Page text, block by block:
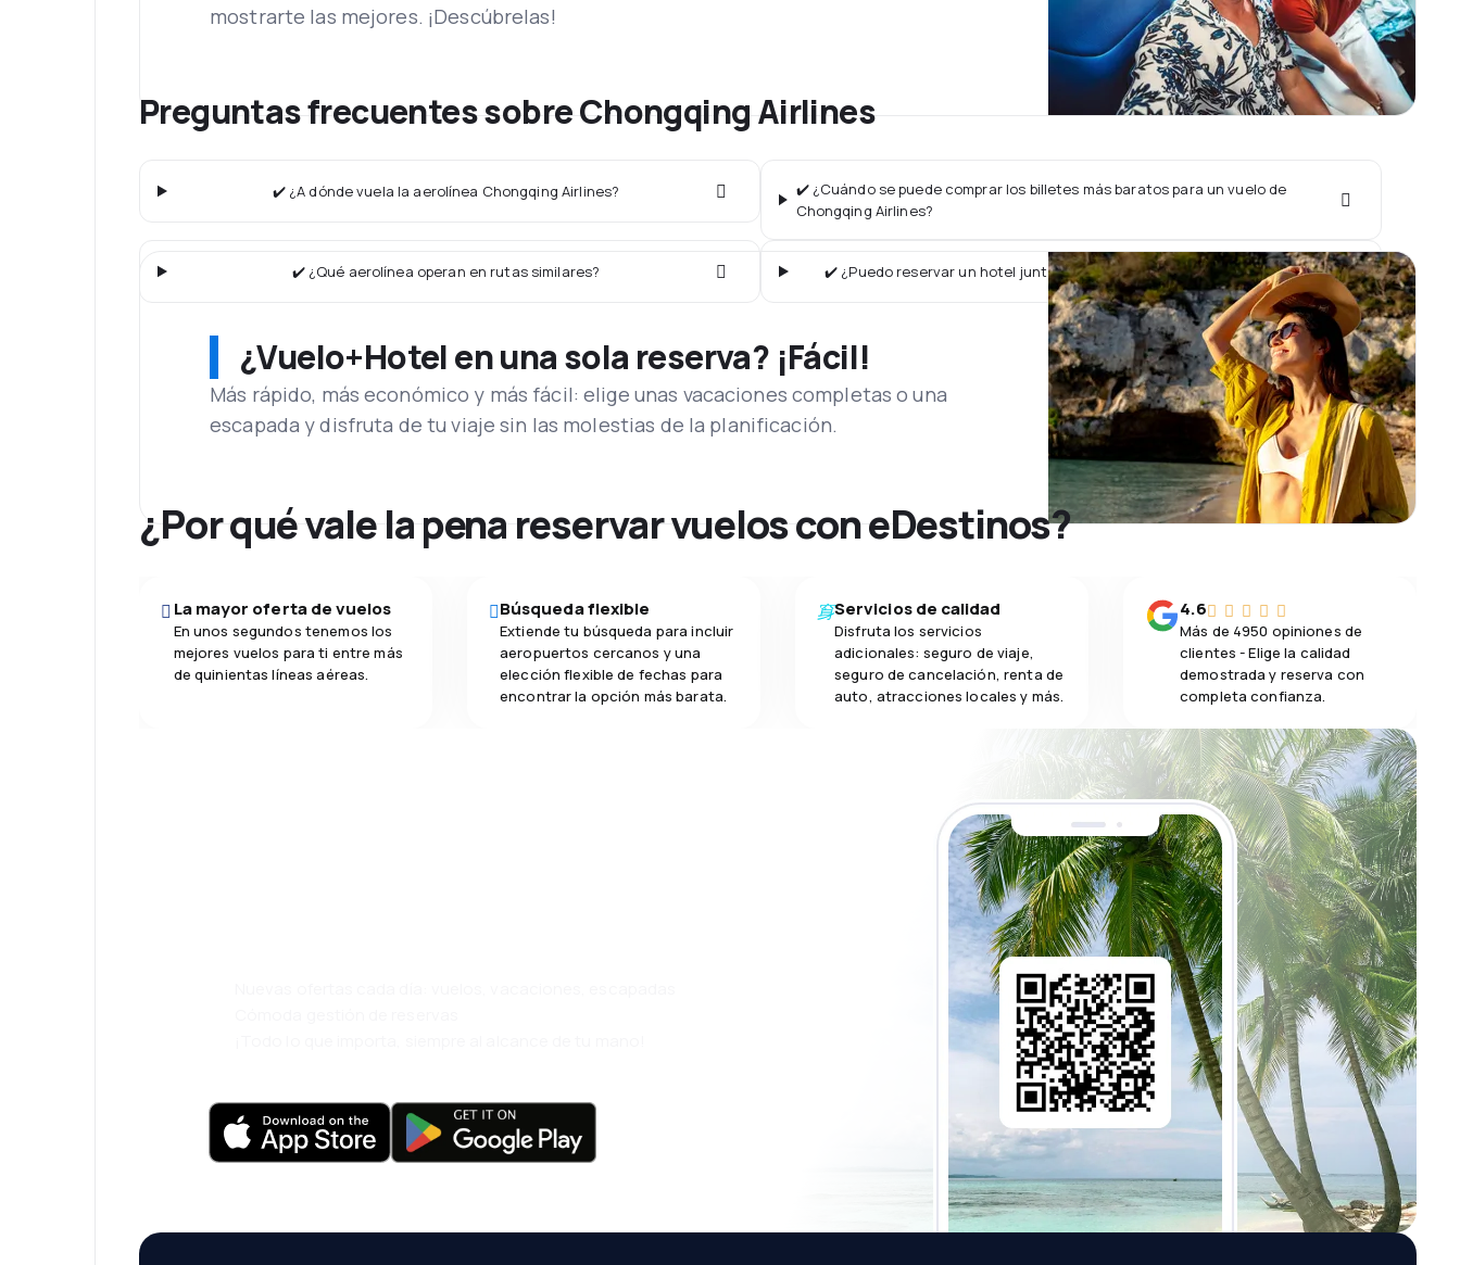
mostrarte las mejores. ¡Descúbrelas!
Preguntas frecuentes sobre Chongqing Airlines
✔️ ¿A dónde vuela la aerolínea Chongqing Airlines?
✔️ ¿Cuándo se puede comprar los billetes más baratos para un vuelo de
Chongqing Airlines?
✔️ ¿Qué aerolínea operan en rutas similares? ✔️ ¿Puedo reservar un hotel junto con un vuelo de Chongqing Airlines?
¿Vuelo+Hotel en una sola reserva? ¡Fácil!
Más rápido, más económico y más fácil: elige unas vacaciones completas o una
escapada y disfruta de tu viaje sin las molestias de la planificación.
¿Por qué vale la pena reservar vuelos con eDestinos?
La mayor oferta de vuelos
En unos segundos tenemos los
mejores vuelos para ti entre más
de quinientas líneas aéreas.
Búsqueda flexible
Extiende tu búsqueda para incluir
aeropuertos cercanos y una
elección flexible de fechas para
encontrar la opción más barata.
Servicios de calidad
Disfruta los servicios
adicionales: seguro de viaje,
seguro de cancelación, renta de
auto, atracciones locales y más.
4.6
Más de 4950 opiniones de
clientes - Elige la calidad
demostrada y reserva con
completa confianza.